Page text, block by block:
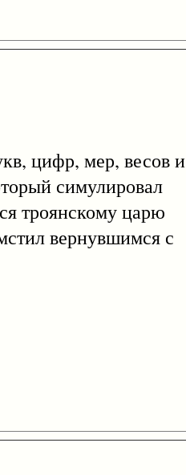
цифр, мер, весов и
симулировал
троянскому царю
вернувшимся с